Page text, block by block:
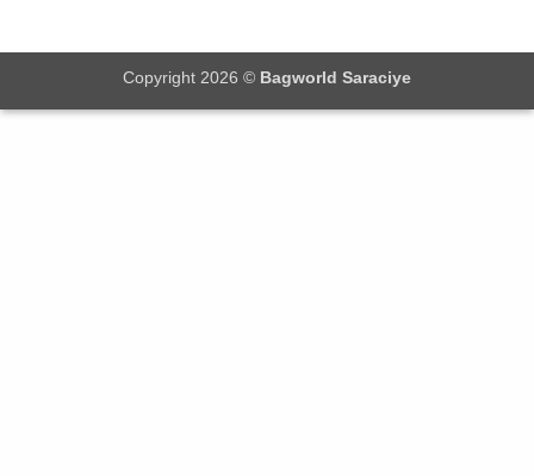
Copyright 2026 © Bagworld Saraciye